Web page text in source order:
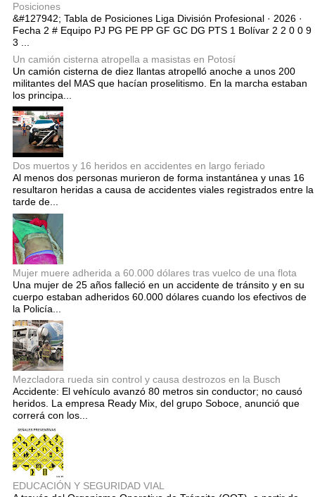
Posiciones
&#127942; Tabla de Posiciones Liga División Profesional · 2026 ·
Fecha 2 # Equipo PJ PG PE PP GF GC DG PTS 1 Bolívar 2 2 0 0 9
3 ...
Un camión cisterna atropella a masistas en Potosí
Un camión cisterna de diez llantas atropelló anoche a unos 200
militantes del MAS que hacían proselitismo. En la marcha estaban
los principa...
Dos muertos y 16 heridos en accidentes en largo feriado
Al menos dos personas murieron de forma instantánea y unas 16
resultaron heridas a causa de accidentes viales registrados entre la
tarde de...
Mujer muere adherida a 60.000 dólares tras vuelco de una flota
Una mujer de 25 años falleció en un accidente de tránsito y en su
cuerpo estaban adheridos 60.000 dólares cuando los efectivos de
la Policía...
Mezcladora rueda sin control y causa destrozos en la Busch
Accidente: El vehículo avanzó 80 metros sin conductor; no causó
heridos. La empresa Ready Mix, del grupo Soboce, anunció que
correrá con los...
EDUCACIÓN Y SEGURIDAD VIAL